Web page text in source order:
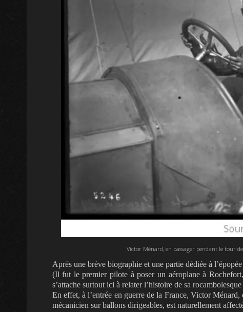
Victor Ménard, en passager pendant le tour
Après une brève biographie et une partie dédiée à
(Il fut le premier pilote à poser un aéroplane à
s’attache surtout ici à relater l’histoire de sa
En effet, à l’entrée en guerre de la France, Victor Ménard,
mécanicien sur ballons dirigeables, est naturellement